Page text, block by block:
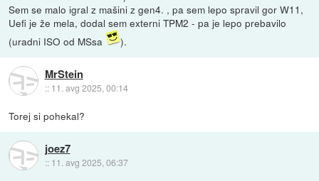
Sem se malo igral z mašini z gen4. , pa sem lepo spravil gor W11,
Uefi je že mela, dodal sem externi TPM2 - pa je lepo prebavilo
(uradni ISO od MSsa
).
MrStein
:: 11. avg 2025, 00:14
Torej si pohekal?
joez7
:: 11. avg 2025, 06:37